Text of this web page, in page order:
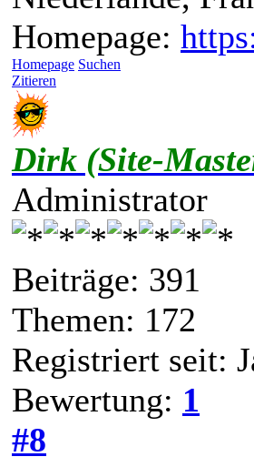
Homepage:
Homepage Suchen
Zitieren
Dirk (Site-
Administrator
Beiträge: 391
Themen: 172
Registriert seit:
Bewertung: 1
#8